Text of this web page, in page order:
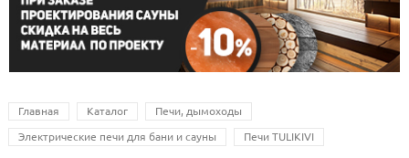
Главная Каталог Печи, дымоходы
Электрические печи для бани и сауны Печи TULIKIVI